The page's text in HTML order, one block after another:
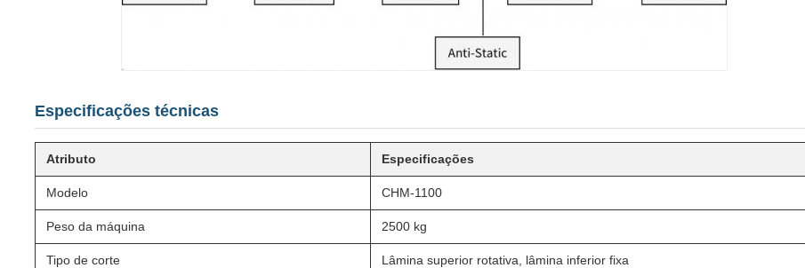
Especificações técnicas
Atributo Especificações
Modelo CHM-1100
Peso da máquina 2500 kg
Tipo de corte Lâmina superior rotativa, lâmina inferior fixa